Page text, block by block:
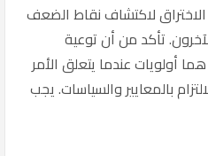
الاختراق لاكتشاف نقاط الضعف
تأكد من أن توعية
أولويات عندما يتعلق الأمر
بالمعايير والسياسات. يجب